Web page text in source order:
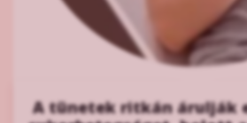
A tünetek ritkán árulják